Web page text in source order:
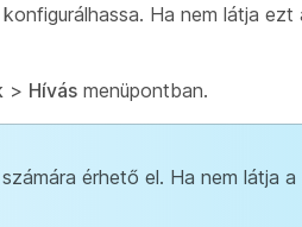
Ha nem látja ezt
> Hívás menüpontban.
érhető el. Ha nem látja a